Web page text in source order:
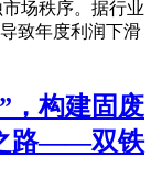
场秩序。据行业
致年度利润下滑
，构建固废
路——双铁